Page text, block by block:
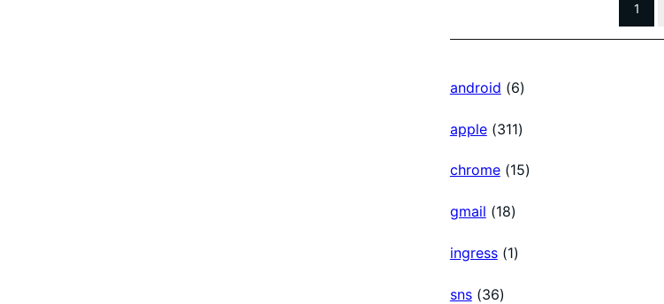
の
ペ
ジ
1
android (6)
apple(311)
chrome(15)
gmail (18)
ingress(1)
sns(36)